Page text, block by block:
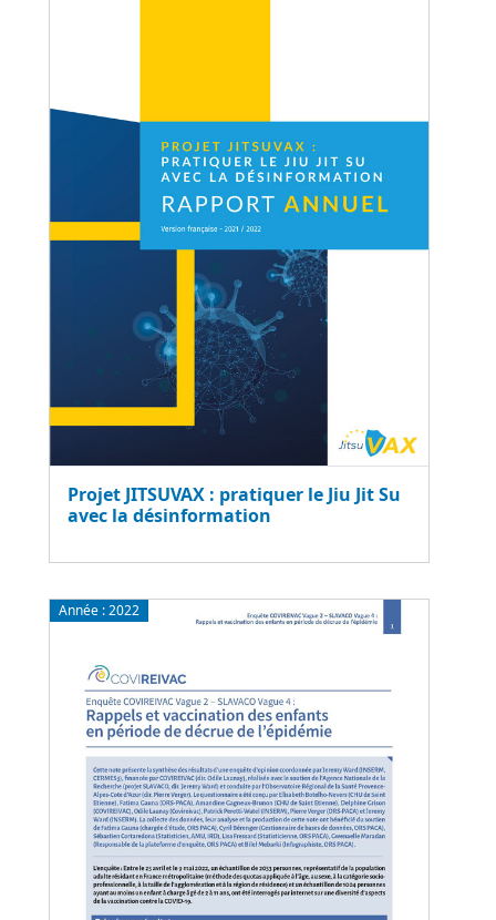
Projet JITSUVAX : pratiquer le Jiu Jit Su
avec la désinformation
Année :2022